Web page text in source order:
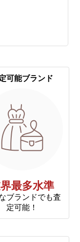
可能ブランド
最多水準
ブランドでも査
定可能！